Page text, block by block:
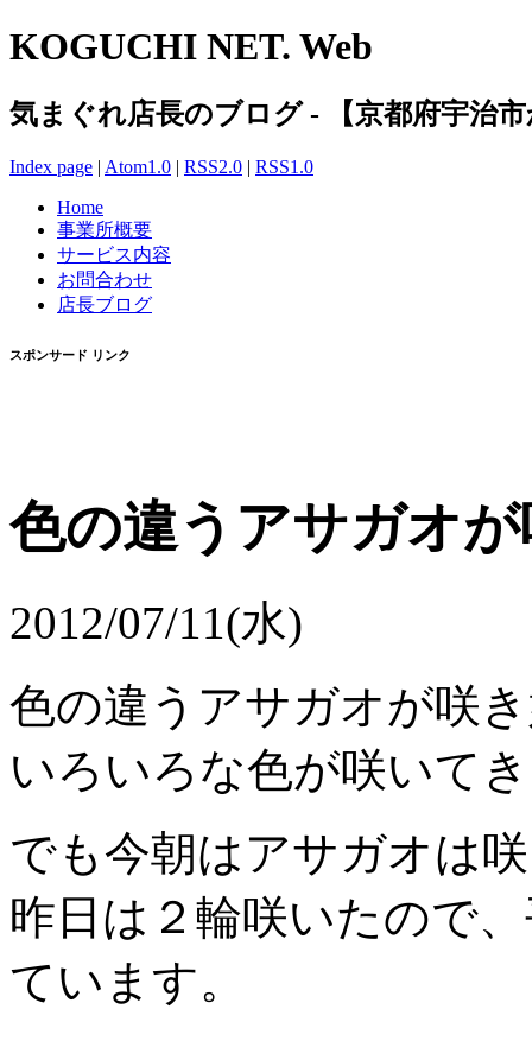
KOGUCHI NET. Web
気まぐれ店長のブログ - 【京都府宇治
Index page | Atom1.0 | RSS2.0 | RSS1.0
Home
事業所概要
サービス内容
お問合わせ
店長ブログ
スポンサード リンク
色の違うアサガオ
2012/07/11(水)
色の違うアサガオが咲
いろいろな色が咲いて
でも今朝はアサガオは
昨日は２輪咲いたので
ています。